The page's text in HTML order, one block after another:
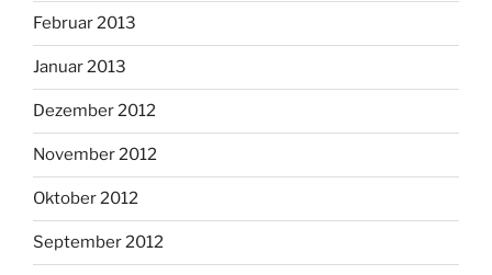
Februar 2013
Januar 2013
Dezember 2012
November 2012
Oktober 2012
September 2012